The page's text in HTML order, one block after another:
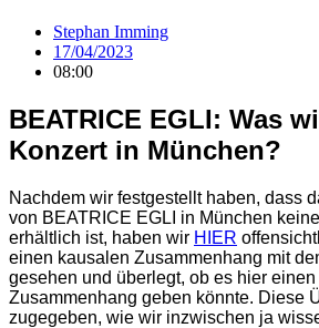
Stephan Imming
17/04/2023
08:00
BEATRICE EGLI: Was
Konzert in München?
Nachdem wir festgestellt haben, dass
von BEATRICE EGLI in München
erhältlich ist, haben wir HIER
einen kausalen Zusammenhang mit
gesehen und überlegt, ob es hier
Zusammenhang geben könnte. Diese
zugegeben, wie wir inzwischen ja